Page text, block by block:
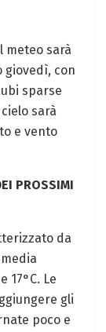
meteo sarà
giovedì, con
sparse
sarà
e vento
PROSSIMI
da
17°C. Le
gli
poco e